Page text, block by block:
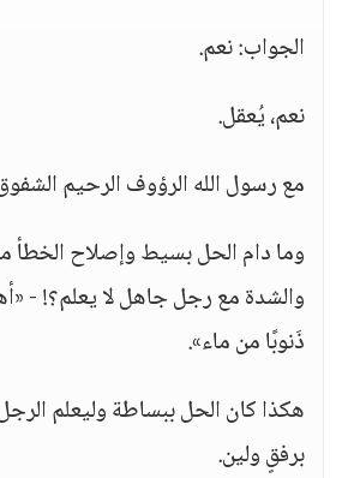
الجواب: نعم.
نعم، يُعقل.
مع رسول الله الرؤوف الرحيم
وما دام الحل بسيط وإصلاح الخطأ
والشدة مع رجل جاهل لا يعلم؟! -
ذَنوبًا من ماء».
هكذا كان الحل ببساطة وليعلم
برفقٍ ولين.